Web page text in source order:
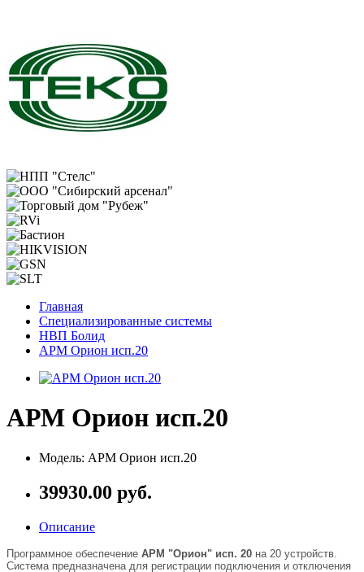
Главная
Специализированные системы
НВП Болид
АРМ Орион исп.20
АРМ Орион исп.20
Модель: АРМ Орион исп.20
39930.00 руб.
Описание
Программное обеспечение АРМ "Орион" исп. 20 на 20 устройств.
Система предназначена для регистрации подключения и отключения